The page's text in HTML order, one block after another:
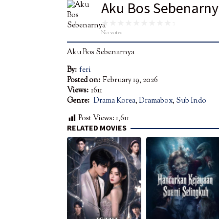
Aku Bos
No votes
Aku Bos Sebenarnya
By: feri
Posted on: February 19, 2026
Views: 1611
Genre: Drama Korea,Dramabox, Sub Indo
Post Views:1,611
RELATED MOVIES